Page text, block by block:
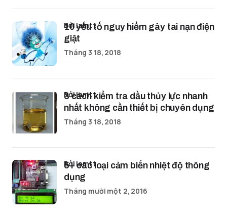
10 yếu tố nguy hiểm gây tai nạn điện
giật
bởi lamtt
Tháng 3 18, 2018
3 cách kiểm tra dầu thủy lực nhanh
nhất không cần thiết bị chuyên dụng
bởi lamtt
Tháng 3 18, 2018
5+ các loại cảm biến nhiệt độ thông
dụng
bởi lamtt
Tháng mười một 2, 2016